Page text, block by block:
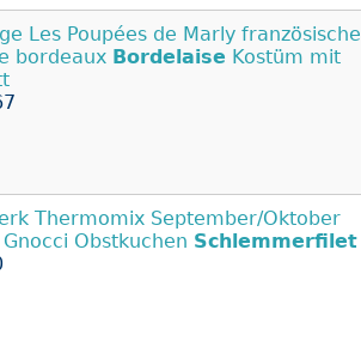
Les Poupées de Marly französische
bordeaux Bordelaise Kostüm mit
Thermomix September/Oktober
Obstkuchen Schlemmerfilet